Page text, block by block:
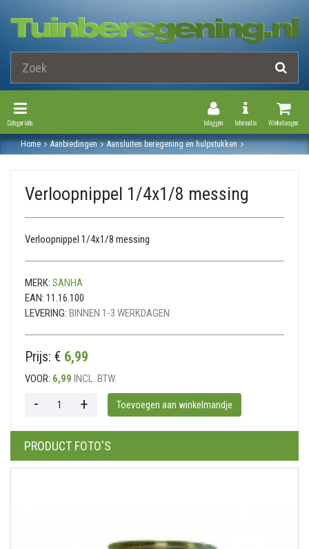
Winkelwagen
Toggle
Informatie
Inloggen
Toggle Navigation
Categorieën
Home Aanbiedingen
Aansluiten beregening en hulpstukken
Verloopnippel 1/4x1/8 messing
Verloopnippel 1/4x1/8 messing
MERK: SANHA
EAN: 11.16.100
LEVERING: BINNEN 1-3 WERKDAGEN
Prijs: € 6,99
VOOR: 6,99 INCL. BTW.
PRODUCT FOTO'S